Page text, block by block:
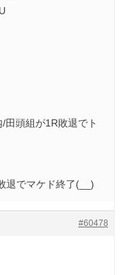
田頭組が1R敗退でト
退でマケド終了(__)
#60478